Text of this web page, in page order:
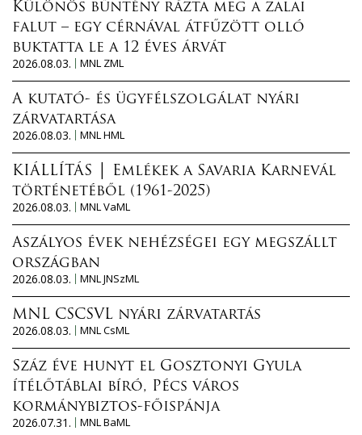
Különös bűntény rázta meg a zalai
falut – egy cérnával átfűzött olló
buktatta le a 12 éves árvát
2026.08.03.
MNL ZML
A kutató- és ügyfélszolgálat nyári
zárvatartása
2026.08.03.
MNL HML
KIÁLLÍTÁS │ Emlékek a Savaria Karnevál
történetéből (1961-2025)
2026.08.03.
MNL VaML
Aszályos évek nehézségei egy megszállt
országban
2026.08.03.
MNL JNSzML
MNL CSCSVL nyári zárvatartás
2026.08.03.
MNL CsML
Száz éve hunyt el Gosztonyi Gyula
ítélőtáblai bíró, Pécs város
kormánybiztos-főispánja
2026.07.31.
MNL BaML